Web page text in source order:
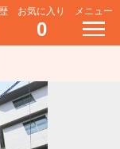
お気に入り
0
メニュー